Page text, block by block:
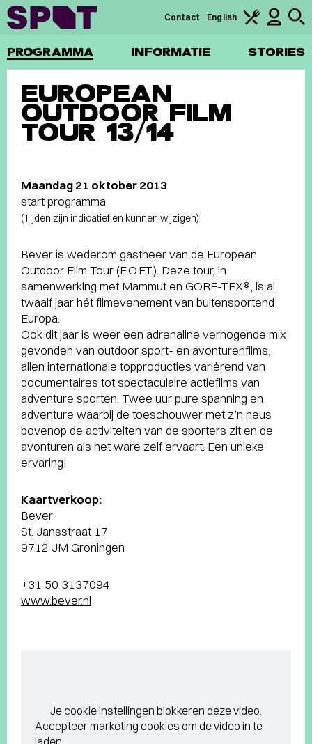
PROGRAMMA INFORMATIE STORIES
Contact English
EUROPEAN
OUTDOOR FILM
TOUR 13/14
Maandag 21 oktober 2013
start programma
(Tijden zijn indicatief en kunnen wijzigen)
Bever is wederom gastheer van de European
Outdoor Film Tour (E.O.F.T.). Deze tour, in
samenwerking met Mammut en GORE-TEX®, is al
twaalf jaar hét filmevenement van buitensportend
Europa.
Ook dit jaar is weer een adrenaline verhogende mix
gevonden van outdoor sport- en avonturenfilms,
allen internationale topproducties variërend van
documentaires tot spectaculaire actiefilms van
adventure sporten. Twee uur pure spanning en
adventure waarbij de toeschouwer met z’n neus
bovenop de activiteiten van de sporters zit en de
avonturen als het ware zelf ervaart. Een unieke
ervaring!
Kaartverkoop:
Bever
St. Jansstraat 17
9712 JM Groningen
+31 50 3137094
www.bever.nl
Je cookie instellingen blokkeren deze video.
Accepteer marketing cookies om de video in te